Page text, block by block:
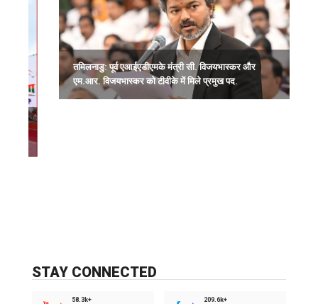
तमिलनाडु: पूर्व एआईएडीएमके मंत्री सी. विजयभास्कर और
एम.आर. विजयभास्कर को टीवीके में मिले प्रमुख पद.
STAY CONNECTED
58.3k+
209.6k+